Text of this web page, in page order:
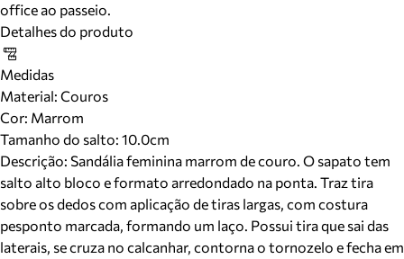
office ao passeio.
Detalhes do produto
Medidas
Material: Couros
Cor: Marrom
Tamanho do salto: 10.0cm
Descrição: Sandália feminina marrom de couro. O sapato tem
salto alto bloco e formato arredondado na ponta. Traz tira
sobre os dedos com aplicação de tiras largas, com costura
pesponto marcada, formando um laço. Possui tira que sai das
laterais, se cruza no calcanhar, contorna o tornozelo e fecha em